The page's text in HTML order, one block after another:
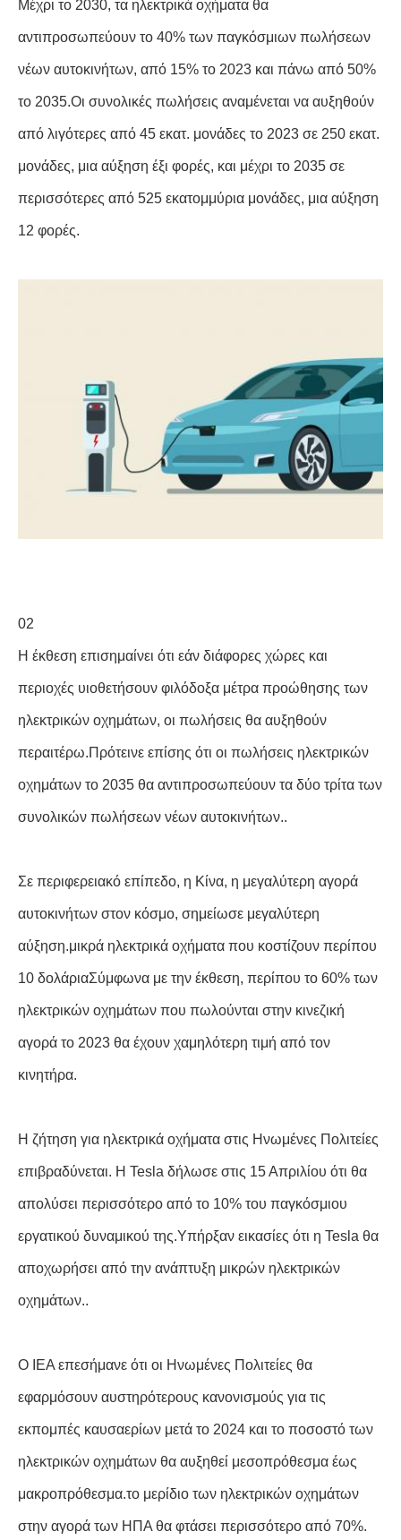
Μέχρι το 2030, τα ηλεκτρικά οχήματα θα
αντιπροσωπεύουν το 40% των παγκόσμιων πωλήσεων
νέων αυτοκινήτων, από 15% το 2023 και πάνω από 50%
το 2035.Οι συνολικές πωλήσεις αναμένεται να αυξηθούν
από λιγότερες από 45 εκατ. μονάδες το 2023 σε 250 εκατ.
μονάδες, μια αύξηση έξι φορές, και μέχρι το 2035 σε
περισσότερες από 525 εκατομμύρια μονάδες, μια αύξηση
12 φορές.
02
Η έκθεση επισημαίνει ότι εάν διάφορες χώρες και
περιοχές υιοθετήσουν φιλόδοξα μέτρα προώθησης των
ηλεκτρικών οχημάτων, οι πωλήσεις θα αυξηθούν
περαιτέρω.Πρότεινε επίσης ότι οι πωλήσεις ηλεκτρικών
οχημάτων το 2035 θα αντιπροσωπεύουν τα δύο τρίτα των
συνολικών πωλήσεων νέων αυτοκινήτων..
Σε περιφερειακό επίπεδο, η Κίνα, η μεγαλύτερη αγορά
αυτοκινήτων στον κόσμο, σημείωσε μεγαλύτερη
αύξηση.μικρά ηλεκτρικά οχήματα που κοστίζουν περίπου
10 δολάριαΣύμφωνα με την έκθεση, περίπου το 60% των
ηλεκτρικών οχημάτων που πωλούνται στην κινεζική
αγορά το 2023 θα έχουν χαμηλότερη τιμή από τον
κινητήρα.
Η ζήτηση για ηλεκτρικά οχήματα στις Ηνωμένες Πολιτείες
επιβραδύνεται. Η Tesla δήλωσε στις 15 Απριλίου ότι θα
απολύσει περισσότερο από το 10% του παγκόσμιου
εργατικού δυναμικού της.Υπήρξαν εικασίες ότι η Tesla θα
αποχωρήσει από την ανάπτυξη μικρών ηλεκτρικών
οχημάτων..
Ο IEA επεσήμανε ότι οι Ηνωμένες Πολιτείες θα
εφαρμόσουν αυστηρότερους κανονισμούς για τις
εκπομπές καυσαερίων μετά το 2024 και το ποσοστό των
ηλεκτρικών οχημάτων θα αυξηθεί μεσοπρόθεσμα έως
μακροπρόθεσμα.το μερίδιο των ηλεκτρικών οχημάτων
στην αγορά των ΗΠΑ θα φτάσει περισσότερο από 70%.